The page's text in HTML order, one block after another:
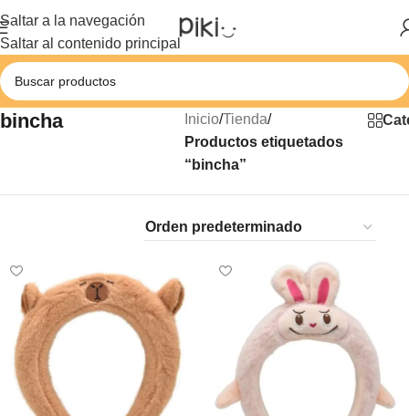
Saltar a la navegación
Saltar al contenido principal
bincha Inicio/Tienda/
Productos etiquetados
“bincha”